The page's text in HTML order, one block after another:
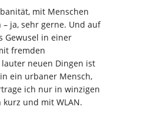
mit Menschen
ja, sehr gerne. Und auf
Gewusel in einer
fremden
neuen Dingen ist
ein urbaner Mensch,
ich nur in winzigen
und mit WLAN.